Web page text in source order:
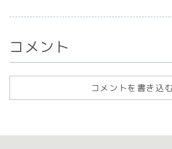
コメント
コメントを書き込